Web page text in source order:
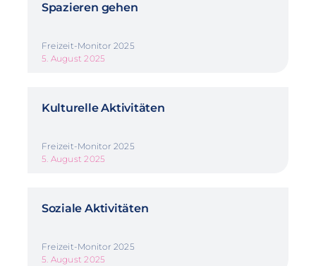
Spazieren gehen
Freizeit-Monitor 2025
5. August 2025
Kulturelle Aktivitäten
Freizeit-Monitor 2025
5. August 2025
Soziale Aktivitäten
Freizeit-Monitor 2025
5. August 2025